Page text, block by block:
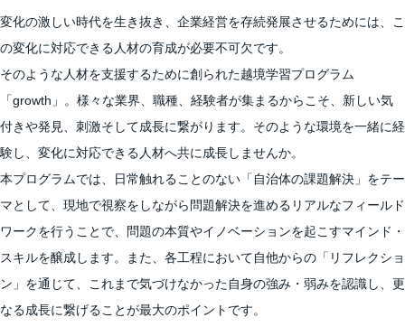
変化の激しい時代を生き抜き、企業経営を存続発展させるためには、こ
の変化に対応できる人材の育成が必要不可欠です。
そのような人材を支援するために創られた越境学習プログラム
「growth」。様々な業界、職種、経験者が集まるからこそ、新しい気
付きや発見、刺激そして成長に繋がります。そのような環境を一緒に経
験し、変化に対応できる人材へ共に成長しませんか。
本プログラムでは、日常触れることのない「自治体の課題解決」をテー
マとして、現地で視察をしながら問題解決を進めるリアルなフィールド
ワークを行うことで、問題の本質やイノベーションを起こすマインド・
スキルを醸成します。また、各工程において自他からの「リフレクショ
ン」を通じて、これまで気づけなかった自身の強み・弱みを認識し、更
なる成長に繋げることが最大のポイントです。